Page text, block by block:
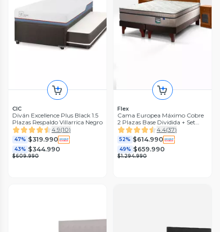
CIC
Diván Excellence Plus Black 1.5
Plazas Respaldo Villarrica Negro
4.9(10)
47% $319.990
43% $344.990
$609.990
Flex
Cama Europea Máximo Cobre
2 Plazas Base Dividida + Set
Muebles Lorraine
4.4(37)
52% $614.990
49% $659.990
$1.294.990